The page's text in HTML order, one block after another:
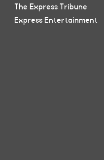
The Express Tribune
Express Entertainment